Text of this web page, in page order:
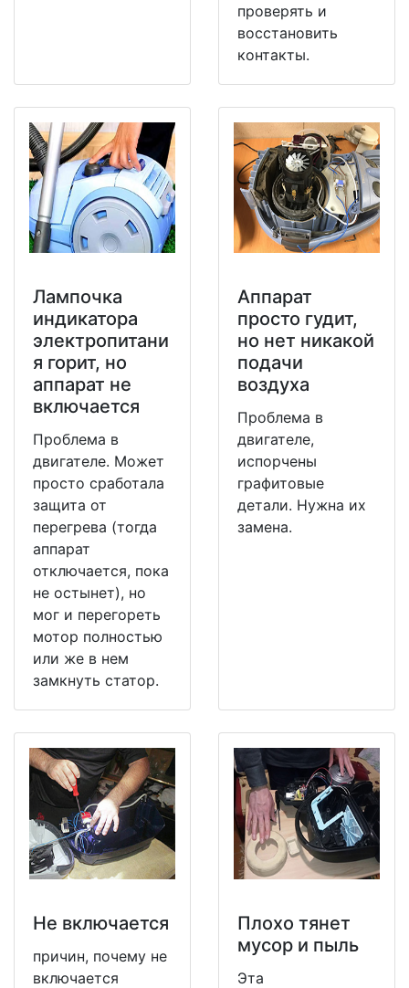
проверять и
восстановить
контакты.
Лампочка
индикатора
электропитани
я горит, но
аппарат не
включается
Проблема в
двигателе. Может
просто сработала
защита от
перегрева (тогда
аппарат
отключается, пока
не остынет), но
мог и перегореть
мотор полностью
или же в нем
замкнуть статор.
Аппарат
просто гудит,
но нет никакой
подачи
воздуха
Проблема в
двигателе,
испорчены
графитовые
детали. Нужна их
замена.
Не включается
причин, почему не
включается
Плохо тянет
мусор и пыль
Эта